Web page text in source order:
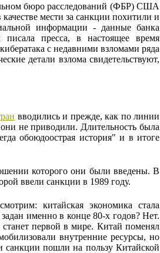
бюро расследований (ФБР) США
мести за санкции похитили и
информации - данные банка
пресса, в настоящее время
с недавними взломами ряда
детали взлома свидетельствуют,
вводились и прежде, как по линии
не приводили. Длительность была
обоюдоострая история" и в итоге
которого они были введены. В
ввели санкции в 1989 году.
китайская экономика стала
именно в конце 80-х годов? Нет.
первой в мире. Китай поменял
внутренние ресурсы, но
санкции пошли на пользу Китайской